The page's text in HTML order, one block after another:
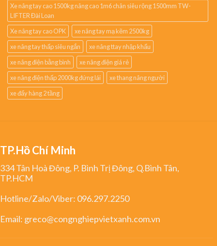
Xe nâng tay cao 1500kg nâng cao 1m6 chân siêu rộng 1500mm TW-
LIFTER Đài Loan
Xe nâng tay cao OPK
xe nâng tay mạ kẽm 2500kg
xe nâng tay thấp siêu ngắn
xe nâng ttay nhập khẩu
xe nâng điện bằng bình
xe nâng điện giá rẻ
xe nâng điện thấp 2000kg đứng lái
xe thang nâng người
xe đẩy hàng 2 tầng
TP.Hồ Chí Minh
334 Tân Hoà Đông, P. Bình Trị Đông, Q.Bình Tân,
TP.HCM
Hotline/Zalo/Viber: 096.297.2250
Email: greco@congnghiepvietxanh.com.vn